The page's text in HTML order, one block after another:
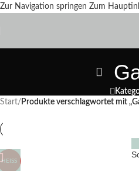
Zur Navigation springen Zum
Start/ Produkte verschlagwortet mit
HEISS